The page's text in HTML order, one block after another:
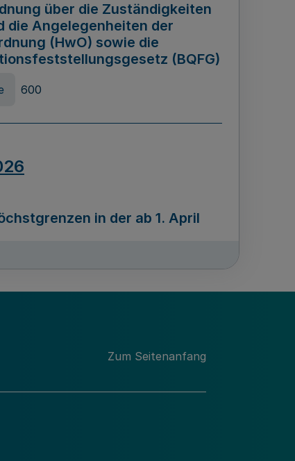
über die Zuständigkeiten
die Angelegenheiten der
(HwO) sowie die
(BQFG)
600
in der ab 1. April
„Mittelstand Innovativ &
Zum Seitenanfang